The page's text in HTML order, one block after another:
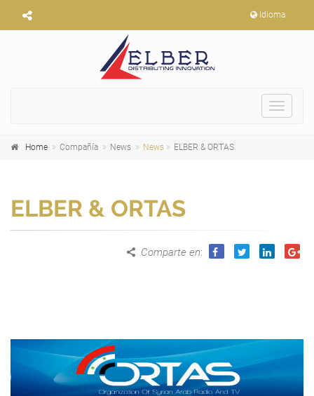
Idioma
Toggle
Home Compañía News News ELBER & ORTAS
ELBER & ORTAS
Comparte en: